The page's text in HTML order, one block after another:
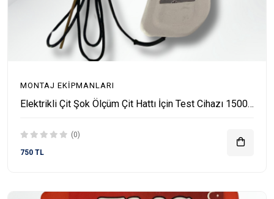
MONTAJ EKIPMANLARI
Elektrikli Çit Şok Ölçüm Çit Hattı İçin Test Cihazı 15000 V
(0)
750 TL